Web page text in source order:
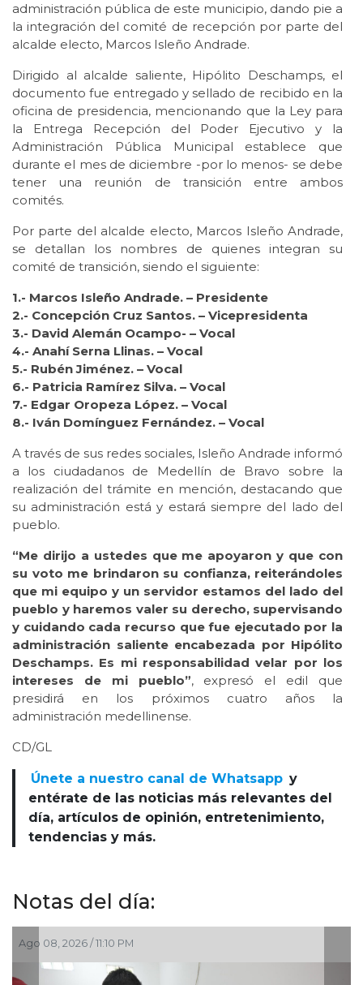
administración pública de este municipio, dando pie a
la integración del comité de recepción por parte del
alcalde electo, Marcos Isleño Andrade.
Dirigido al alcalde saliente, Hipólito Deschamps, el
documento fue entregado y sellado de recibido en la
oficina de presidencia, mencionando que la Ley para
la Entrega Recepción del Poder Ejecutivo y la
Administración Pública Municipal establece que
durante el mes de diciembre -por lo menos- se debe
tener una reunión de transición entre ambos
comités.
Por parte del alcalde electo, Marcos Isleño Andrade,
se detallan los nombres de quienes integran su
comité de transición, siendo el siguiente:
1.- Marcos Isleño Andrade. – Presidente
2.- Concepción Cruz Santos. – Vicepresidenta
3.- David Alemán Ocampo- – Vocal
4.- Anahí Serna Llinas. – Vocal
5.- Rubén Jiménez. – Vocal
6.- Patricia Ramírez Silva. – Vocal
7.- Edgar Oropeza López. – Vocal
8.- Iván Domínguez Fernández. – Vocal
A través de sus redes sociales, Isleño Andrade informó
a los ciudadanos de Medellín de Bravo sobre la
realización del trámite en mención, destacando que
su administración está y estará siempre del lado del
pueblo.
“Me dirijo a ustedes que me apoyaron y que con
su voto me brindaron su confianza, reiterándoles
que mi equipo y un servidor estamos del lado del
pueblo y haremos valer su derecho, supervisando
y cuidando cada recurso que fue ejecutado por la
administración saliente encabezada por Hipólito
Deschamps. Es mi responsabilidad velar por los
intereses de mi pueblo”, expresó el edil que
presidirá en los próximos cuatro años la
administración medellinense.
CD/GL
Únete a nuestro canal de Whatsapp y
entérate de las noticias más relevantes del
día, artículos de opinión, entretenimiento,
tendencias y más.
Notas del día:
/ 11:10 PM